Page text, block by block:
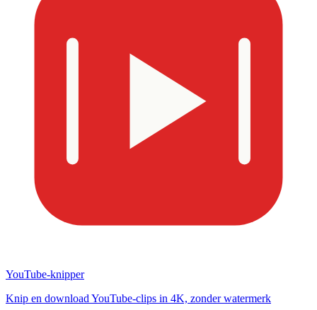
YouTube-knipper
Knip en download YouTube-clips in 4K, zonder watermerk